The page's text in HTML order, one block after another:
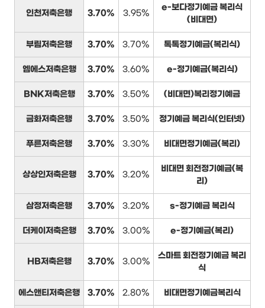
인천저축은행 3.70% 3.95%
e-보다정기예금 복리식
(비대면)
부림저축은행 3.70% 3.70% 톡톡정기예금(복리식)
엠에스저축은행 3.70% 3.60% e-정기예금(복리식)
BNK저축은행 3.70% 3.50% (비대면)복리정기예금
금화저축은행 3.70% 3.50% 정기예금 복리식(인터넷)
푸른저축은행 3.70% 3.30% 비대면정기예금(복리)
상상인저축은행 3.70% 3.20%
비대면 회전정기예금(복
리)
삼정저축은행 3.70% 3.20% s-정기예금 복리식
더케이저축은행 3.70% 3.00% e-정기예금(복리)
HB저축은행 3.70% 3.00%
스마트 회전정기예금 복리
식
에스앤티저축은행 3.70% 2.80% 비대면정기예금복리식